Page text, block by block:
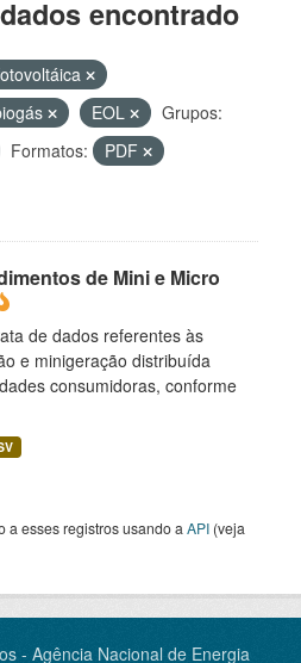
encontrado
EOL
Grupos:
Formatos:
PDF
de Mini e Micro
de dados referentes às
e minigeração distribuída
consumidoras, conforme
a esses registros usando a API (veja
- Agência Nacional de Energia